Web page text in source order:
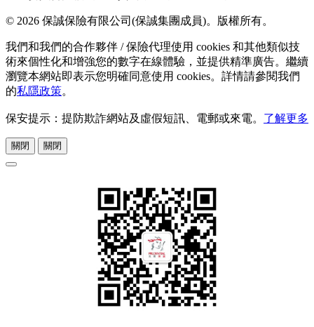
© 2026 保誠保險有限公司(保誠集團成員)。版權所有。
我們和我們的合作夥伴 / 保險代理使用 cookies 和其他類似技
術來個性化和增強您的數字在線體驗，並提供精準廣告。繼續
瀏覽本網站即表示您明確同意使用 cookies。詳情請參閱我們
的私隱政策。
保安提示：提防欺詐網站及虛假短訊、電郵或來電。 了解更多
關閉 關閉